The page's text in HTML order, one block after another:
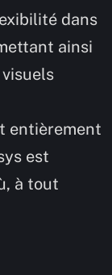
dans
ainsi
entièrement
est
à tout